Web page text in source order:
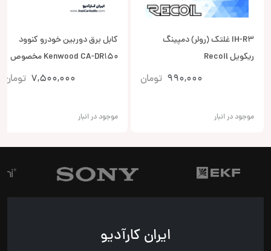
IH-R3 غلتک (رولر) دمپینگ
ریکویل Recoil
990,000 تومان
موجود در انبار
کابل برق دوربین خودرو کنوود
Kenwood CA-DR150 مخصوص
7,500,000 تومان
موجود در انبار
ایران کارآدیو